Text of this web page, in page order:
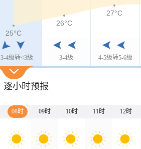
3-4级转<3级 3-4级 4-5级转5-6级
25°C
26°C
27°C
逐小时预报
08时 09时 10时 11时 12时